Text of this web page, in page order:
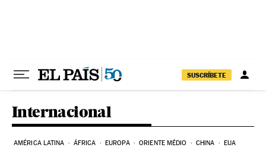
SUSCRÍBETE
Internacional
AMÉRICA LATINA ÁFRICA EUROPA ORIENTE MÉDIO CHINA EUA